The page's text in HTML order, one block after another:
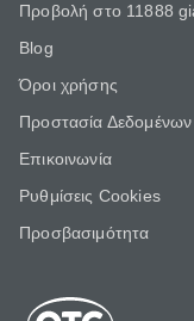
Προβολή στο 11888
Blog
Όροι χρήσης
Προστασία Δεδομένων
Επικοινωνία
Ρυθμίσεις Cookies
Προσβασιμότητα